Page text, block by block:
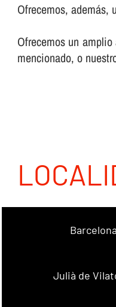
Ofrecemos, además,
Ofrecemos un
mencionado, o
Barcelona
Julià de